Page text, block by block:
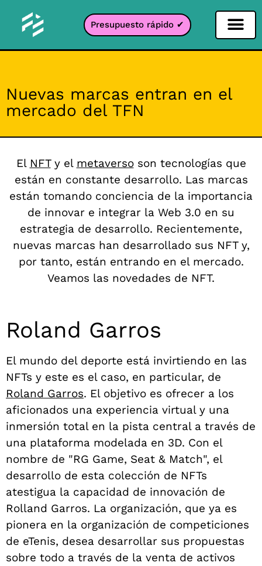
Presupuesto rápido ✔
Nuevas marcas entran en el
mercado del TFN
El NFTy el metaversoson tecnologías que
están en constante desarrollo. Las marcas
están tomando conciencia de la importancia
de innovar e integrar la Web 3.0 en su
estrategia de desarrollo. Recientemente,
nuevas marcas han desarrollado sus NFT y,
por tanto, están entrando en el mercado.
Veamos las novedades de NFT.
Roland Garros
El mundo del deporte está invirtiendo en las
NFTs y este es el caso, en particular, de
Roland Garros. El objetivo es ofrecer a los
aficionados una experiencia virtual y una
inmersión total en la pista central a través de
una plataforma modelada en 3D. Con el
nombre de "RG Game, Seat & Match", el
desarrollo de esta colección de NFTs
atestigua la capacidad de innovación de
Rolland Garros. La organización, que ya es
pionera en la organización de competiciones
de eTenis, desea desarrollar sus propuestas
sobre todo a través de la venta de activos